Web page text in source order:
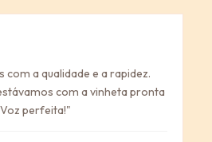
a qualidade e a rapidez.
com a vinheta pronta
perfeita!"